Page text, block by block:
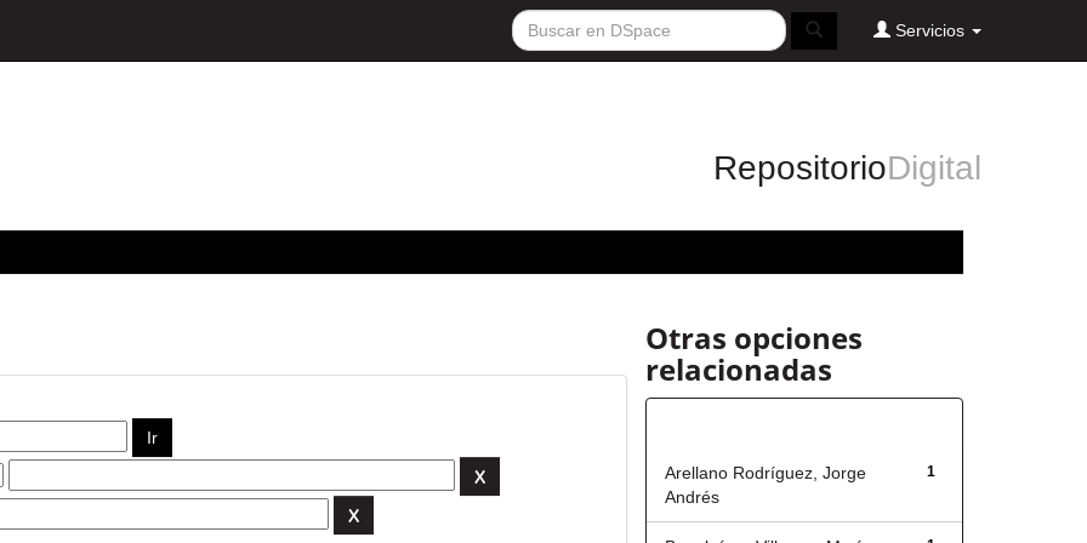
Servicios
RepositorioDigital
Otras opciones
relacionadas
1
Arellano Rodríguez, Jorge
Andrés